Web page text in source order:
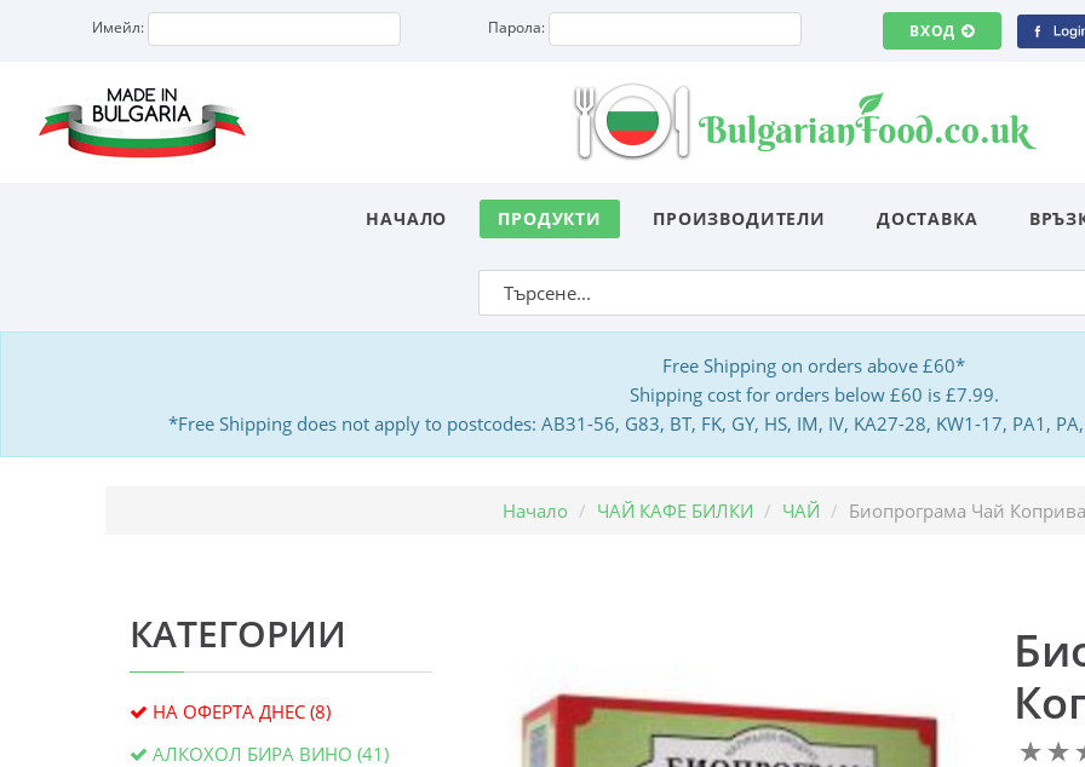
Имейл: Парола: ВХОД
НАЧАЛО ПРОДУКТИ ПРОИЗВОДИТЕЛИ ДОСТАВКА
Free Shipping on orders above £60*
Shipping cost for orders below £60 is £7.99.
*Free Shipping does not apply to postcodes: AB31-56, G83, BT, FK, GY, HS, IM, IV, KA27-28, KW1-17, PA1, PA,
Начало ЧАЙ КАФЕ БИЛКИ ЧАЙ Биопрограма Чай
КАТЕГОРИИ
НА ОФЕРТА ДНЕС (8)
АЛКОХОЛ БИРА ВИНО (41)